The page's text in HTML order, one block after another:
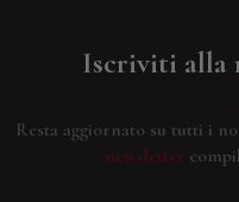
Iscriviti alla
Resta aggiornato su tutti i
newsletter